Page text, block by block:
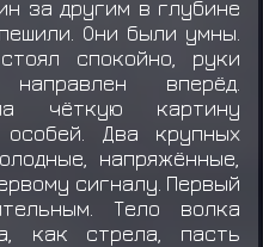
за другим в глубине
Они были умны.
спокойно, руки
вперёд.
чёткую картину
Два крупных
напряжённые,
сигналу. Первый
Тело волка
как стрела, пасть